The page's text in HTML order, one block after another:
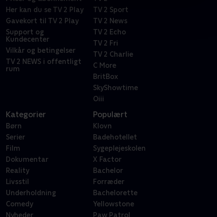
Her kan du se TV 2 Play
Gavekort til TV 2 Play
Support og
Kundecenter
Vilkår og betingelser
TV 2 NEWS i offentligt
rum
TV 2 Sport
TV 2 News
TV 2 Echo
TV 2 Fri
TV 2 Charlie
C More
BritBox
SkyShowtime
Oiii
Kategorier
Børn
Serier
Film
Dokumentar
Reality
Livsstil
Underholdning
Comedy
Nyheder
Populært
Klovn
Badehotellet
Sygeplejeskolen
X Factor
Bachelor
Forræder
Bachelorette
Yellowstone
Paw Patrol